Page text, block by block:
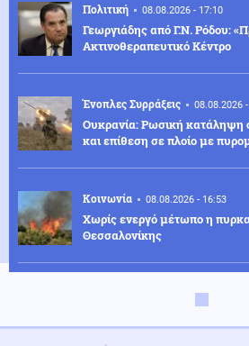
Πολιτική 08.08.2026 - 17:10
Γεωργιάδης από Γ.Ν. Ρόδου:
Ακτινοθεραπευτικό Κέντρο
Ένοπλες Συρράξεις 08.08.2026
Ουκρανία: Ρωσική κατάληψη
και επίθεση σε πλοίο με
Κοινωνία 08.08.2026 - 16:53
Χωρίς ενεργό μέτωπο η
Θεσσαλονίκης
08.08.2026 - 16:49
σύντροφό του